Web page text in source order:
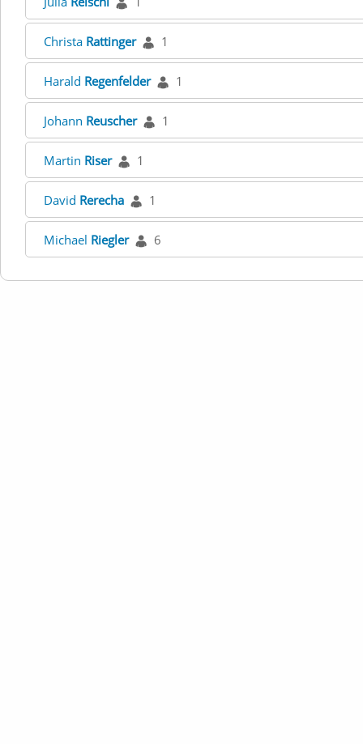
Christa Rattinger 1
Harald Regenfelder 1
Johann Reuscher 1
Martin Riser 1
David Rerecha 1
Michael Riegler 6